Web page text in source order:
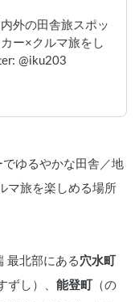
外の田舎旅スポッ
ー×クルマ旅をし
@iku203
でゆるやかな田舎／地
マ旅を楽しめる場所
最北部にある 穴水町
ずし）、 能登町 （の